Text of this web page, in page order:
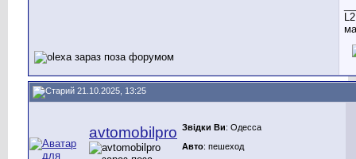
21.10.2025, 13:25
avtomobilpro Звідки Ви: Одесса
Авто: пешеход